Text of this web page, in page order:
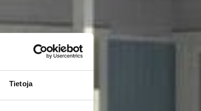
Tietoja